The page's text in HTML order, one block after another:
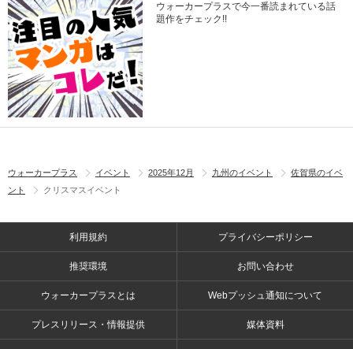
ウォーカープラスで今一番読まれている話
題作をチェック!!
ウォーカープラス イベント 2025年12月 九州のイベント
佐賀県のイベ
ント
クリスマスイベント
利用規約 プライバシーポリシー
推奨環境 お問い合わせ
ウォーカープラスとは Webプッシュ通知について
プレスリリース・情報提供 媒体資料